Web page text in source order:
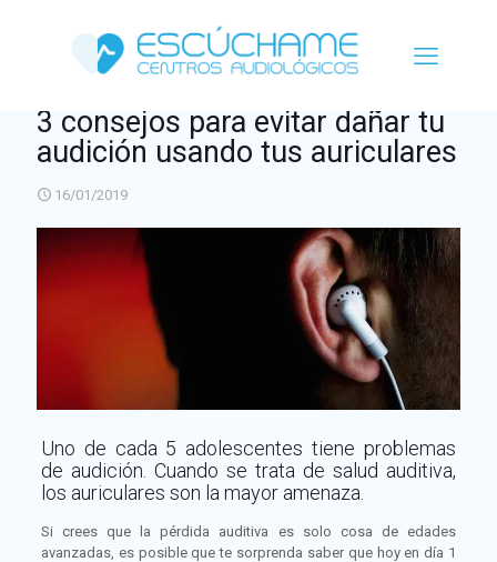
3 consejos para evitar dañar tu
audición usando tus auriculares
16/01/2019
Uno de cada 5 adolescentes tiene problemas
de audición. Cuando se trata de salud auditiva,
los auriculares son la mayor amenaza.
Si crees que la pérdida auditiva es solo cosa de edades
avanzadas, es posible que te sorprenda saber que hoy en día 1